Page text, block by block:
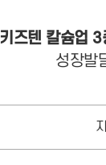
키즈텐 칼슘업
성장발